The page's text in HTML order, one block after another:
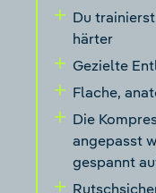
Du
härter
Gezielte
Flache,
Die
angepasst
gespannt